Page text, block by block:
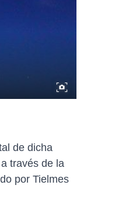
de dicha
través de la
por Tielmes